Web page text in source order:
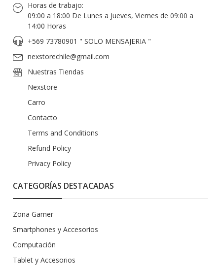
Horas de trabajo:
09:00 a 18:00 De Lunes a Jueves, Viernes de 09:00 a
14:00 Horas
+569 73780901 " SOLO MENSAJERIA "
nexstorechile@gmail.com
Nuestras Tiendas
Nexstore
Carro
Contacto
Terms and Conditions
Refund Policy
Privacy Policy
CATEGORÍAS DESTACADAS
Zona Gamer
Smartphones y Accesorios
Computación
Tablet y Accesorios